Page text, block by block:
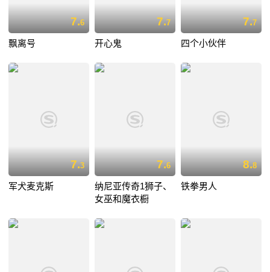
7.6
飘离号
7.7
开心鬼
7.7
四个小伙伴
7.3
军犬麦克斯
7.6
纳尼亚传奇1狮子、
女巫和魔衣橱
8.8
铁拳男人